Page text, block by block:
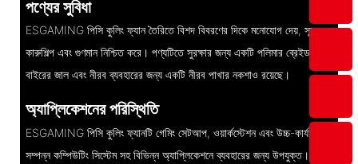
পণ্যের সুবিধা
ESGAMING পিসি কুলিং ফ্যান তৈরিতে বিশদ বিবরণের দিকে মনোযোগ দেয়, সূক্ষ্ম
কারুশিল্প এবং গুণমান নিশ্চিত করে। পণ্যটিতে সুরক্ষার জন্য একটি পলিমার ব্রেইড
বাইরের জাল এবং নীরব ব্যবহারের জন্য একটি নীরব পাখার নকশাও রয়েছে।
অ্যাপ্লিকেশনের পরিস্থিতি
ESGAMING পিসি কুলিং ফ্যানটি গেমিং সেটআপ, ওয়ার্কস্টেশন এবং উচ্চ-কার্যক্ষমতা
সম্পন্ন কম্পিউটিং সিস্টেম সহ বিভিন্ন অ্যাপ্লিকেশনে ব্যবহারের জন্য উপযুক্ত। এর